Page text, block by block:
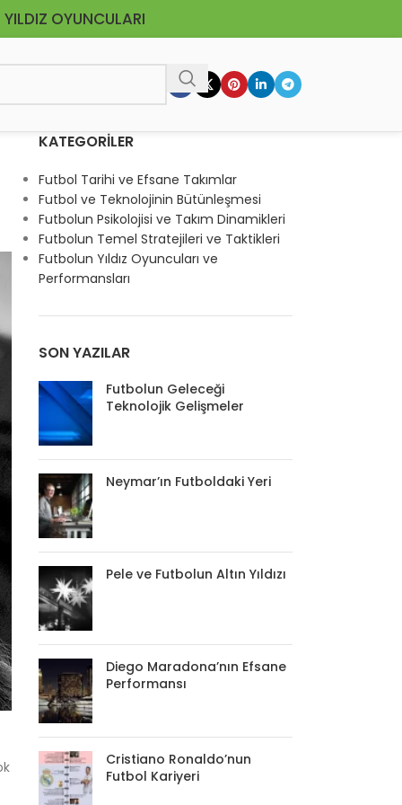
OYUNCULARI
KATEGORILER
Futbol Tarihi ve Efsane Takımlar
Futbol ve Teknolojinin Bütünleşmesi
Futbolun Psikolojisi ve Takım Dinamikleri
Futbolun Temel Stratejileri ve Taktikleri
Futbolun Yıldız Oyuncuları ve
Performansları
SON YAZILAR
Futbolun Geleceği
Teknolojik Gelişmeler
Neymar’ın Futboldaki Yeri
Pele ve Futbolun Altın Yıldızı
Diego Maradona’nın Efsane
Performansı
Cristiano Ronaldo’nun
Futbol Kariyeri